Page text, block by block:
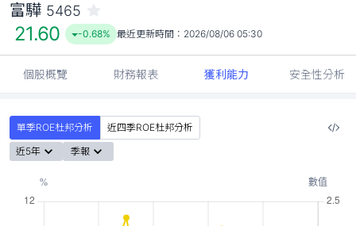
富驊 5465
21.60 -0.68% 最近更新時間： 2026/08/06 05:30
個股概覽 財務報表 獲利能力 安全性分析
單季ROE杜邦分析
近四季ROE杜邦分析
近5年
季報